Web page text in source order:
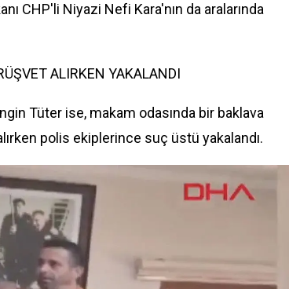
CHP'li Niyazi Nefi Kara'nın da aralarında
ALIRKEN YAKALANDI
Tüter ise, makam odasında bir baklava
polis ekiplerince suç üstü yakalandı.